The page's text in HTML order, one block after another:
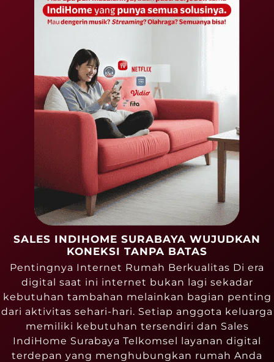
SALES INDIHOME SURABAYA WUJUDKAN
KONEKSI TANPA BATAS
Pentingnya Internet Rumah Berkualitas Di era
digital saat ini internet bukan lagi sekadar
kebutuhan tambahan melainkan bagian penting
dari aktivitas sehari-hari. Setiap anggota keluarga
memiliki kebutuhan tersendiri dan Sales
IndiHome Surabaya Telkomsel layanan digital
terdepan yang menghubungkan rumah Anda